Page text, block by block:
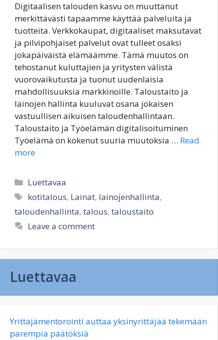
Digitaalisen talouden kasvu on muuttanut
merkittävästi tapaamme käyttää palveluita ja
tuotteita. Verkkokaupat, digitaaliset maksutavat
ja pilvipohjaiset palvelut ovat tulleet osaksi
jokapäiväistä elämäämme. Tämä muutos on
tehostanut kuluttajien ja yritysten välistä
vuorovaikutusta ja tuonut uudenlaisia
mahdollisuuksia markkinoille. Taloustaito ja
lainojen hallinta kuuluvat osana jokaisen
vastuullisen aikuisen taloudenhallintaan.
Taloustaito ja Työelämän digitalisoituminen
Työelämä on kokenut suuria muutoksia … Read
more
Categories
Luettavaa
Tags
kotitalous, Lainat, lainojenhallinta,
taloudenhallinta, talous, taloustaito
Leave a comment
Luettavaa
Yrittäjämentorointi auttaa yksinyrittäjää tekemään
parempia päätöksiä